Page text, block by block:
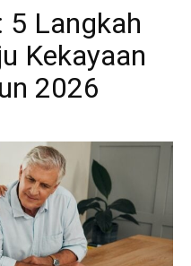
5 Langkah
Kekayaan
2026